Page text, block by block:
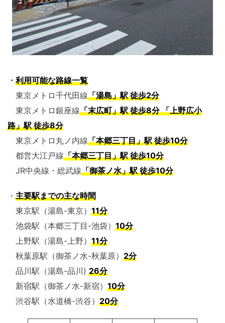
・ 利用可能な路線一覧
東京メトロ千代田線「湯島」駅 徒歩2分
東京メトロ銀座線「末広町」駅 徒歩8分 「上野広小
路」駅 徒歩8分
東京メトロ丸ノ内線「本郷三丁目」駅 徒歩10分
都営大江戸線「本郷三丁目」駅 徒歩10分
JR中央線・総武線「御茶ノ水」駅 徒歩10分
・ 主要駅までの主な時間
東京駅（湯島-東京） 11分
池袋駅（本郷三丁目-池袋） 10分
上野駅（湯島-上野） 11分
秋葉原駅（御茶ノ水-秋葉原） 2分
品川駅（湯島-品川) 26分
新宿駅（御茶ノ水-新宿） 10分
渋谷駅（水道橋-渋谷） 20分